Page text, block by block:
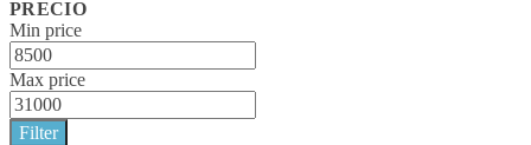
PRECIO
Min price
Max price
Filter